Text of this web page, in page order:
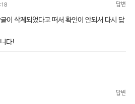
답변
이 삭제되었다고 떠서 확인이 안되서 다시 답
다!
답변